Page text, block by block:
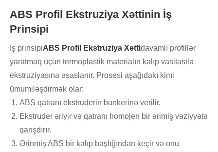
ABS Profil Ekstruziya Xəttinin İş
Prinsipi
İş prinsipiABS Profil Ekstruziya Xəttidavamlı profillər
yaratmaq üçün termoplastik materialın kalıp vasitəsilə
ekstruziyasına əsaslanır. Prosesi aşağıdakı kimi
ümumiləşdirmək olar:
ABS qatranı ekstruderin bunkerinə verilir.
Ekstruder əriyir və qatranı homojen bir ərimiş vəziyyətə
qarışdırır.
Ərinmiş ABS bir kalıp başlığından keçir və onu